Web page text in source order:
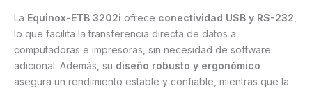
La Equinox-ETB 3202i ofrece conectividad USB y RS-232
lo que facilita la transferencia directa de datos a
computadoras e impresoras, sin necesidad de software
adicional. Además, su diseño robusto y ergonómico
asegura un rendimiento estable y confiable, mientras que la